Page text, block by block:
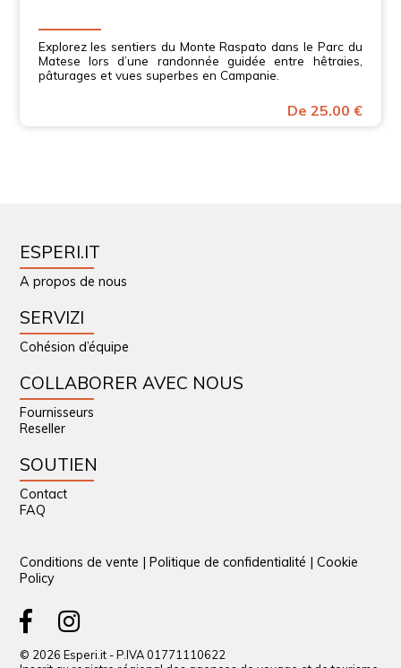
Explorez les sentiers du Monte Raspato dans le Parc du
Matese lors d’une randonnée guidée entre hêtraies,
pâturages et vues superbes en Campanie.
De 25.00 €
ESPERI.IT
A propos de nous
SERVIZI
Cohésion d’équipe
COLLABORER AVEC NOUS
Fournisseurs
Reseller
SOUTIEN
Contact
FAQ
Conditions de vente |Politique de confidentialité |Cookie
Policy
© 2026 Esperi.it - P.IVA 01771110622